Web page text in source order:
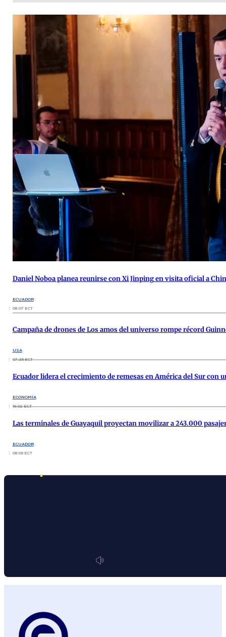
Daniel Noboa planea reunirse con Xi Jinping en visita oficial a
ECUADOR
08:07 ECT
Campaña de drones de Los amos del universo rompe récord
USA
07:26 ECT
Ecuador lidera el crecimiento de remesas en América del Sur con
ECONOMÍA
16:02 ECT
Las terminales de Guayaquil proyectan movilizar a 243.000
ECUADOR
08:09 ECT